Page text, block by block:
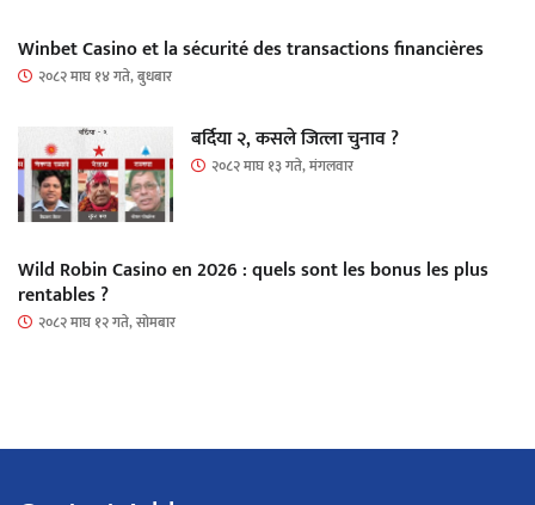
Winbet Casino et la sécurité des transactions financières
२०८२ माघ १४ गते, बुधबार
बर्दिया २, कसले जित्ला चुनाव ?
२०८२ माघ १३ गते, मंगलवार
Wild Robin Casino en 2026 : quels sont les bonus les plus
rentables ?
२०८२ माघ १२ गते, सोमबार